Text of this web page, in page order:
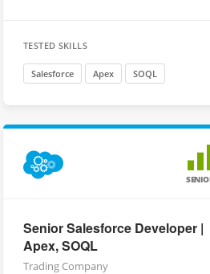
TESTED SKILLS
Salesforce Apex SOQL
Senior Salesforce Developer |
Apex, SOQL
Trading Company